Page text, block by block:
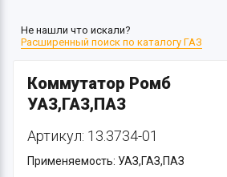
Не нашли что искали?
Расширенный поиск по каталогу ГАЗ
Коммутатор Ромб
УАЗ,ГАЗ,ПАЗ
Артикул: 13.3734-01
Применяемость: УАЗ,ГАЗ,ПАЗ